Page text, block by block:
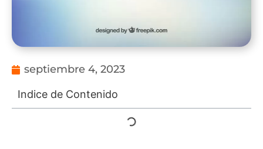
septiembre 4, 2023
Indice de Contenido